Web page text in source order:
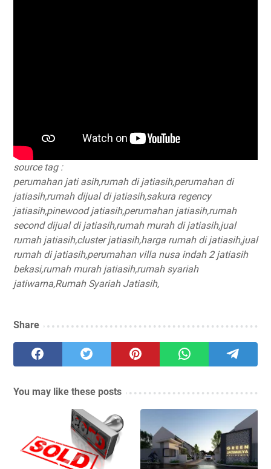
source tag :
perumahan jati asih,rumah di jatiasih,perumahan di
jatiasih,rumah dijual di jatiasih,sakura regency
jatiasih,pinewood jatiasih,perumahan jatiasih,rumah
second dijual di jatiasih,rumah murah di jatiasih,jual
rumah jatiasih,cluster jatiasih,harga rumah di jatiasih,jual
rumah di jatiasih,perumahan villa nusa indah 2 jatiasih
bekasi,rumah murah jatiasih,rumah syariah
jatiwarna,Rumah Syariah Jatiasih,
Share
You may like these posts